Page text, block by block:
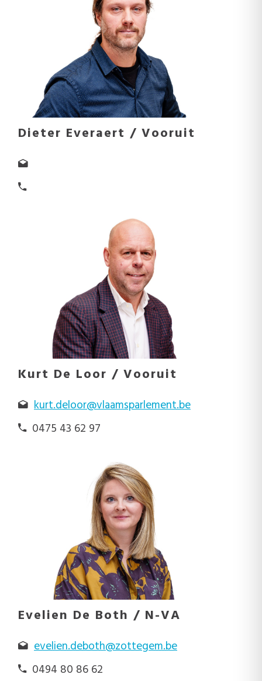
Dieter Everaert / Vooruit
Kurt De Loor / Vooruit
kurt.deloor@vlaamsparlement.be
0475 43 62 97
Evelien De Both / N-VA
evelien.deboth@zottegem.be
0494 80 86 62